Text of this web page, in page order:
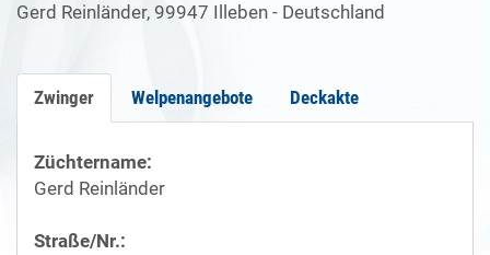
Gerd Reinländer, 99947 Illeben - Deutschland
Zwinger Welpenangebote Deckakte
Züchtername:
Gerd Reinländer
Straße/Nr.: